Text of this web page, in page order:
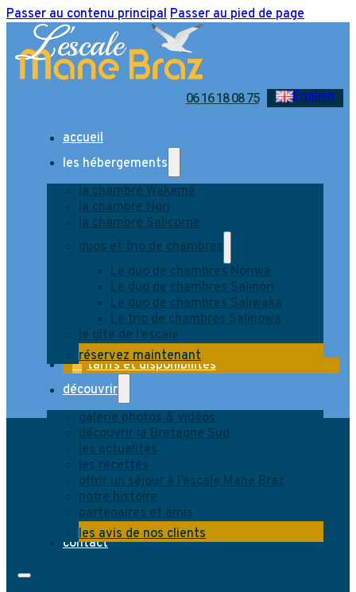
Passer au contenu principal Passer au pied de page
06 16 18 08 75 English
accueil
les hébergements
la chambre Wakamé
la chambre Nori
la chambre Salicorne
duos et trio de chambres
Le duo de chambres Noriwa
Le duo de chambres Salinori
Le duo de chambres Saliwaka
Le trio de chambres Salinowa
le gîte de l’escale
réservez maintenant
tarifs et disponibilités
découvrir
galerie photos & vidéos
découvrir la Bretagne Sud
les actualités
les recettes
offrir un séjour à l’escale Mane Braz
notre histoire
partenaires et amis
les avis de nos clients
contact